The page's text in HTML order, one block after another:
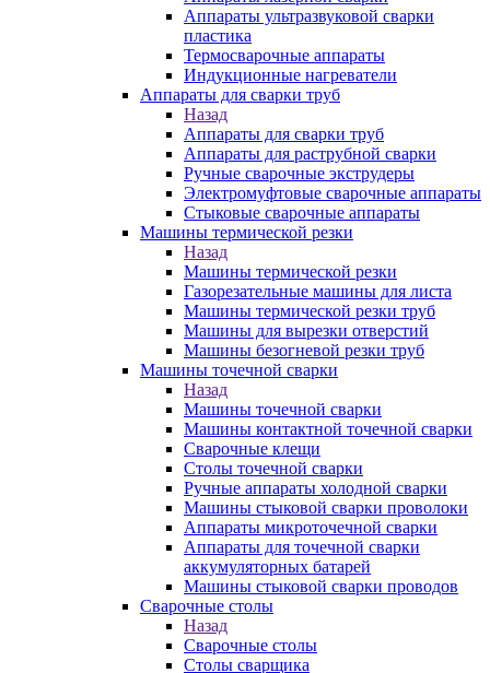
Аппараты ультразвуковой сварки
пластика
Термосварочные аппараты
Индукционные нагреватели
Аппараты для сварки труб
Назад
Аппараты для сварки труб
Аппараты для раструбной сварки
Ручные сварочные экструдеры
Электромуфтовые сварочные аппараты
Стыковые сварочные аппараты
Машины термической резки
Назад
Машины термической резки
Газорезательные машины для листа
Машины термической резки труб
Машины для вырезки отверстий
Машины безогневой резки труб
Машины точечной сварки
Назад
Машины точечной сварки
Машины контактной точечной сварки
Сварочные клещи
Столы точечной сварки
Ручные аппараты холодной сварки
Машины стыковой сварки проволоки
Аппараты микроточечной сварки
Аппараты для точечной сварки
аккумуляторных батарей
Машины стыковой сварки проводов
Сварочные столы
Назад
Сварочные столы
Столы сварщика